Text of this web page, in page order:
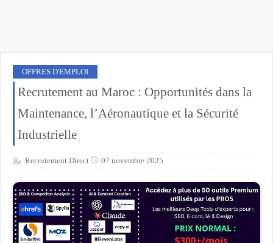
OFFRES D'EMPLOI
Recrutement au Maroc : Opportunités dans la
Maintenance, l’Aéronautique et la Sécurité
Industrielle
Recrutement Direct 07 novembre 2025